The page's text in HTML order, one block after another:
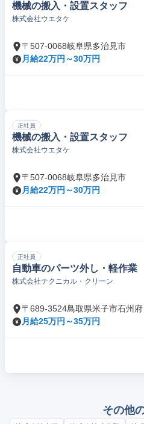
機械の搬入・設置スタッフ
株式会社ウエタケ
〒507-0068岐阜県多治見市
月給22万円～30万円
正社員
機械の搬入・設置スタッフ
株式会社ウエタケ
〒507-0068岐阜県多治見市
月給22万円～30万円
正社員
自動車のパーツ外し・軽作業
株式会社テクニカル・クリーン
〒689-3524鳥取県米子市石州府
月給25万円～35万円
その他